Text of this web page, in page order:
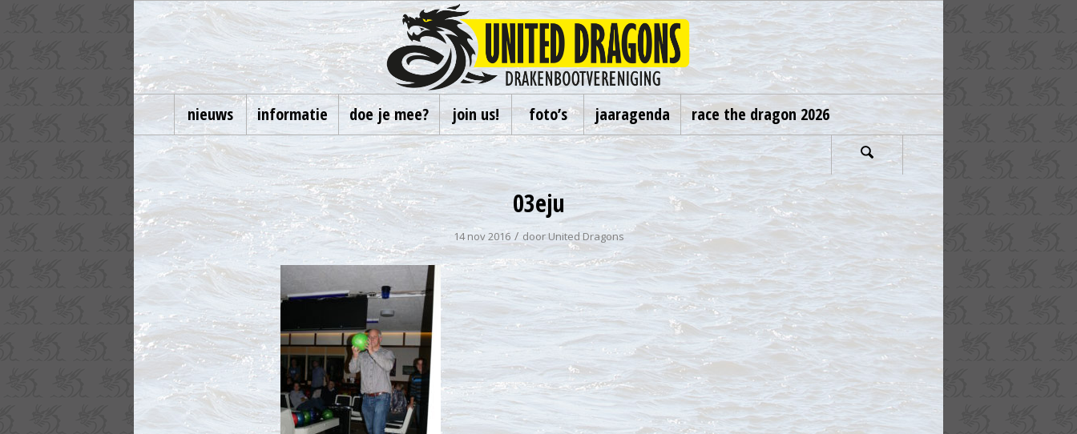
nieuws informatie doe je mee? join us! foto’s jaaragenda race the dragon 2026
03eju
14 nov 2016 / doorUnited Dragons